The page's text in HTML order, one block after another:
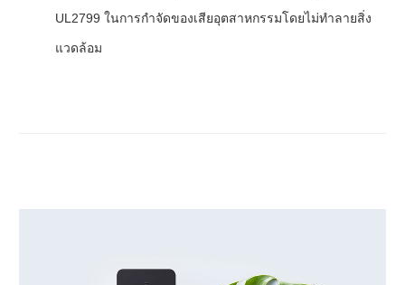
UL2799 ในการกำจัดของเสียอุตสาหกรรมโดยไม่ทำลายสิ่ง
แวดล้อม